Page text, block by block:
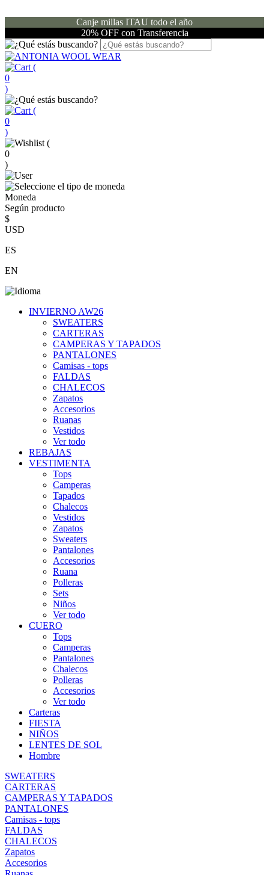
Canje millas ITAU todo el año
20% OFF con Transferencia
(
0
)
(
0
)
(
0
)
Moneda
Según producto
$
USD
ES
EN
INVIERNO AW26
SWEATERS
CARTERAS
CAMPERAS Y TAPADOS
PANTALONES
Camisas - tops
FALDAS
CHALECOS
Zapatos
Accesorios
Ruanas
Vestidos
Ver todo
REBAJAS
VESTIMENTA
Tops
Camperas
Tapados
Chalecos
Vestidos
Zapatos
Sweaters
Pantalones
Accesorios
Ruana
Polleras
Sets
Niños
Ver todo
CUERO
Tops
Camperas
Pantalones
Chalecos
Polleras
Accesorios
Ver todo
Carteras
FIESTA
NIÑOS
LENTES DE SOL
Hombre
SWEATERS
CARTERAS
CAMPERAS Y TAPADOS
PANTALONES
Camisas - tops
FALDAS
CHALECOS
Zapatos
Accesorios